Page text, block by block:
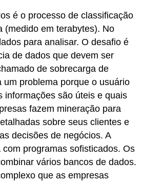
é o processo de classificação
(medido em terabytes). No
para analisar. O desafio é
de dados que devem ser
de sobrecarga de
um problema porque o usuário
informações são úteis e quais
fazem mineração para
sobre seus clientes e
decisões de negócios. A
programas sofisticados. Os
vários bancos de dados.
que as empresas